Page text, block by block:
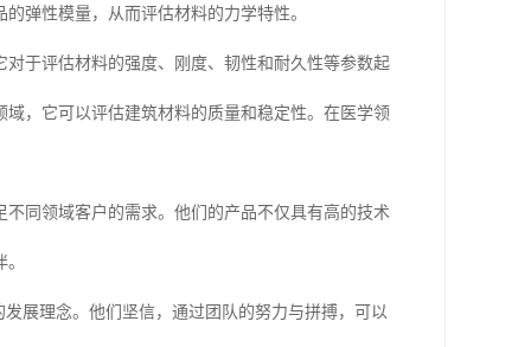
弹性模量，从而评估材料的力学特性。
于评估材料的强度、刚度、韧性和耐久性等参数起
，它可以评估建筑材料的质量和稳定性。在医学领
同领域客户的需求。他们的产品不仅具有高的技术
展理念。他们坚信，通过团队的努力与拼搏，可以